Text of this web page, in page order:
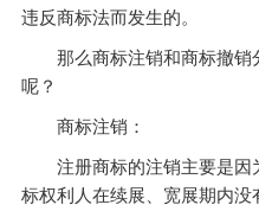
违反商标法而发生的。
那么商标注销和商标撤
呢？
商标注销：
注册商标的注销主要是
标权利人在续展、宽展期内